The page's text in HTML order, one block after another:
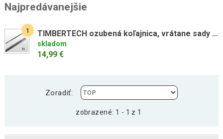
Najpredávanejšie
1 TIMBERTECH ozubená koľajnica, vrátane sady skrutiek k bráne
skladom
14,99 €
Zoradiť:
zobrazené: 1 - 1 z 1